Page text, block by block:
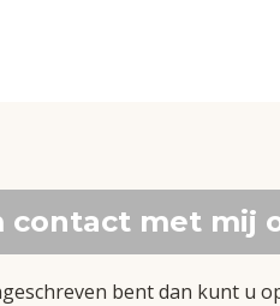
contact met mij
bent dan kunt u